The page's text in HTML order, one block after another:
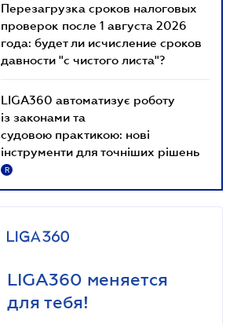
Перезагрузка сроков налоговых
проверок после 1 августа 2026
года: будет ли исчисление сроков
давности "с чистого листа"?
LIGA360 автоматизує роботу
із законами та
судовою практикою: нові
інструменти для точніших рішень
R
LIGA360 меняется
для тебя!